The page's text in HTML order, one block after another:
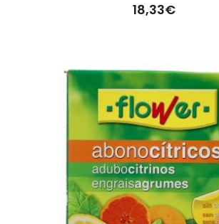
18,33€